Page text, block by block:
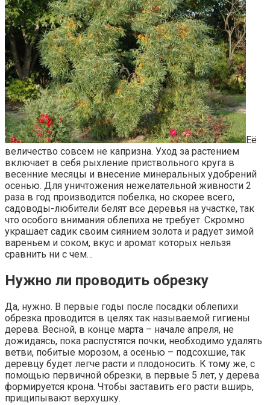
Её
величество совсем не капризна. Уход за растением
включает в себя рыхление приствольного круга в
весенние месяцы и внесение минеральных удобрений
осенью. Для уничтожения нежелательной живности 2
раза в год производится побелка, но скорее всего,
садоводы-любители белят все деревья на участке, так
что особого внимания облепиха не требует. Скромно
украшает садик своим сиянием золота и радует зимой
вареньем и соком, вкус и аромат которых нельзя
сравнить ни с чем…
Нужно ли проводить обрезку
Да, нужно. В первые годы после посадки облепихи
обрезка проводится в целях так называемой гигиены
дерева. Весной, в конце марта – начале апреля, не
дожидаясь, пока распустятся почки, необходимо удалять
ветви, побитые морозом, а осенью – подсохшие, так
деревцу будет легче расти и плодоносить. К тому же, с
помощью первичной обрезки, в первые 5 лет, у дерева
формируется крона. Чтобы заставить его расти вширь,
прищипывают верхушку.